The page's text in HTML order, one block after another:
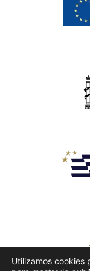
Utilizamos cookies